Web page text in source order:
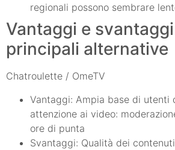
regionali possono sembrare
Vantaggi e
principali alternative
Chatroulette / OmeTV
Vantaggi: Ampia base di utenti
attenzione ai video:
ore di punta
Svantaggi: Qualità dei